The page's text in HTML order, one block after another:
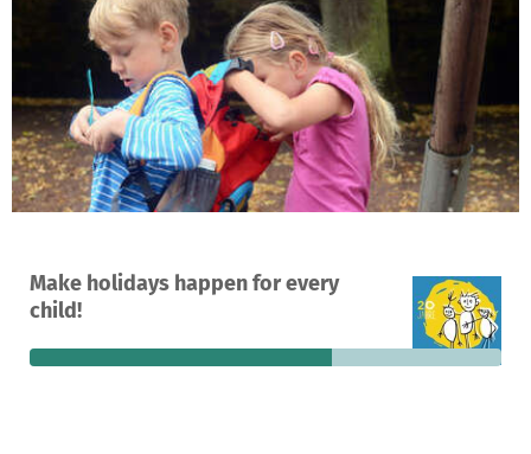
Make holidays happen for every
child!
A project in Questembert, France
57 €3,530
still needed